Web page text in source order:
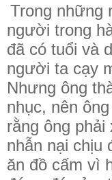
Trong những
người trong
đã có tuổi và
người ta cạy
Nhưng ông
nhục, nên
rằng ông
nhẫn nại chịu
ăn đồ cấm vì